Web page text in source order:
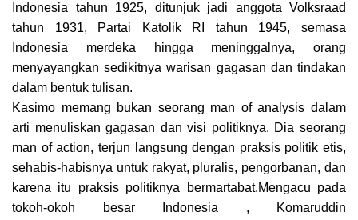
Indonesia tahun 1925, ditunjuk jadi anggota Volksraad
tahun 1931, Partai Katolik RI tahun 1945, semasa
Indonesia merdeka hingga meninggalnya, orang
menyayangkan sedikitnya warisan gagasan dan tindakan
dalam bentuk tulisan.
Kasimo memang bukan seorang man of analysis dalam
arti menuliskan gagasan dan visi politiknya. Dia seorang
man of action, terjun langsung dengan praksis politik etis,
sehabis-habisnya untuk rakyat, pluralis, pengorbanan, dan
karena itu praksis politiknya bermartabat.Mengacu pada
tokoh-okoh besar Indonesia , Komaruddin